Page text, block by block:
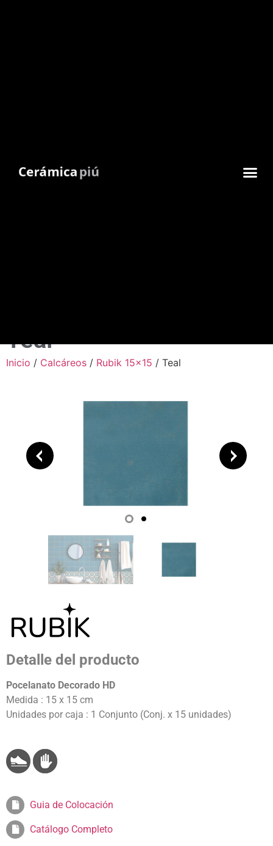
Teal
Inicio / Calcáreos / Rubik 15x15 / Teal
Detalle del producto
Pocelanato Decorado HD
Medida : 15 x 15 cm
Unidades por caja : 1 Conjunto (Conj. x 15 unidades)
Guia de Colocación
Catálogo Completo